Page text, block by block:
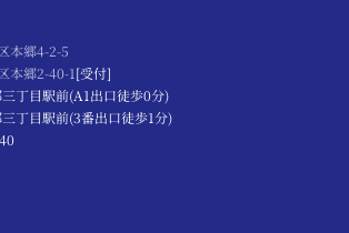
本郷4-2-5
本郷2-40-1[受付]
丁目駅前(A1出口徒歩0分)
丁目駅前(3番出口徒歩1分)